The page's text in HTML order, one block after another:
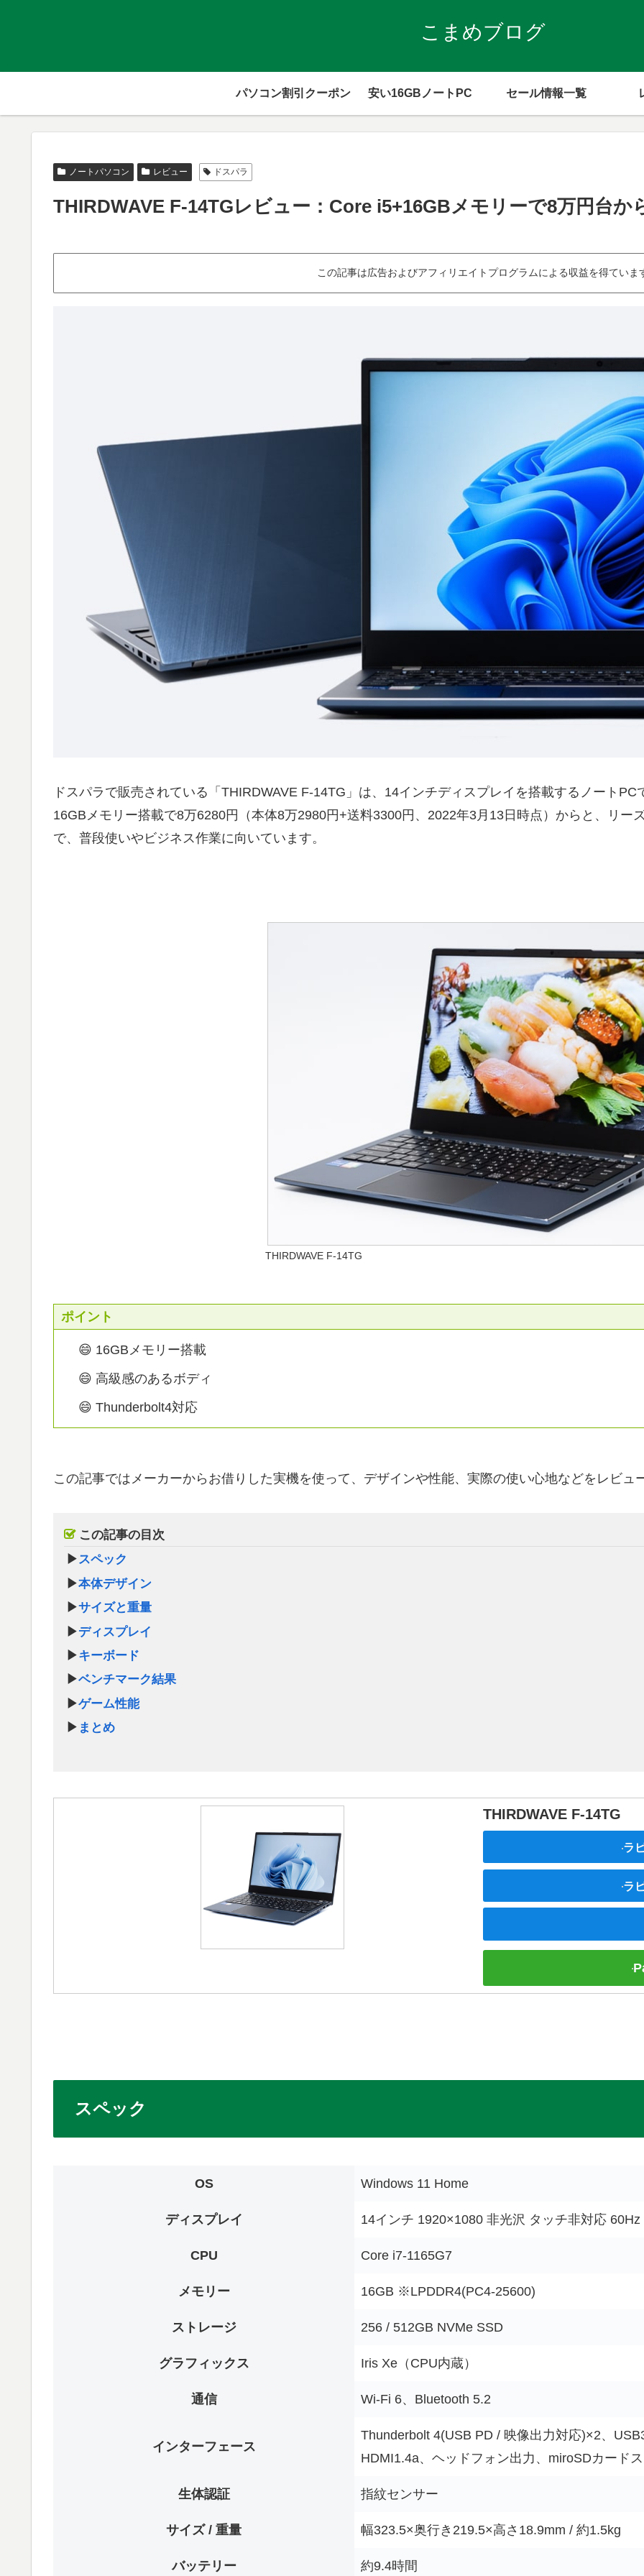
こまめブログ
パソコン割引クーポン 安い16GBノートPC セール情報一覧
ノートパソコン レビュー ドスパラ
THIRDWAVE F-14TGレビュー：Core i5+16GBメモリーで8万円台か
この記事は広告およびアフィリエイトプログラムによる収益を得ていま
ドスパラで販売されている「THIRDWAVE F-14TG」は、14インチディスプレイを搭載するノート
16GBメモリー搭載で8万6280円（本体8万2980円+送料3300円、2022年3月13日時点）からと、リー
で、普段使いやビジネス作業に向いています。
THIRDWAVE F-14TG
ポイント
😄 16GBメモリー搭載
😄 高級感のあるボディ
😄 Thunderbolt4対応
この記事ではメーカーからお借りした実機を使って、デザインや性能、実際の使い心地などをレビュ
この記事の目次
▶スペック
▶本体デザイン
▶サイズと重量
▶ディスプレイ
▶キーボード
▶ベンチマーク結果
▶ゲーム性能
▶ まとめ
THIRDWAVE F-14TG
ラ
ラ
スペック
OS Windows 11 Home
ディスプレイ 14インチ 1920×1080 非光沢 タッチ非対応 60Hz
CPU Core i7-1165G7
メモリー 16GB ※LPDDR4(PC4-25600)
ストレージ 256 / 512GB NVMe SSD
グラフィックス Iris Xe（CPU内蔵）
通信 Wi-Fi 6、Bluetooth 5.2
インターフェース
Thunderbolt 4(USB PD / 映像出力対応)×2、
HDMI1.4a、ヘッドフォン出力、miroSDカードス
生体認証 指紋センサー
サイズ / 重量 幅323.5×奥行き219.5×高さ18.9mm / 約1.5kg
バッテリー 約9.4時間